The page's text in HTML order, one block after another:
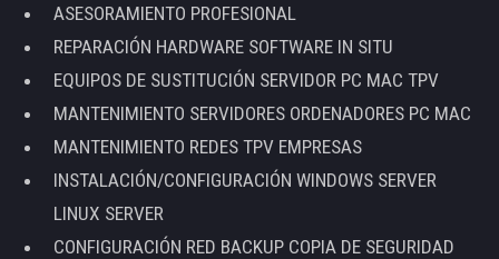
ASESORAMIENTO PROFESIONAL
REPARACIÓN HARDWARE SOFTWARE IN SITU
EQUIPOS DE SUSTITUCIÓN SERVIDOR PC MAC TPV
MANTENIMIENTO SERVIDORES ORDENADORES PC MAC
MANTENIMIENTO REDES TPV EMPRESAS
INSTALACIÓN/CONFIGURACIÓN WINDOWS SERVER
LINUX SERVER
CONFIGURACIÓN RED BACKUP COPIA DE SEGURIDAD